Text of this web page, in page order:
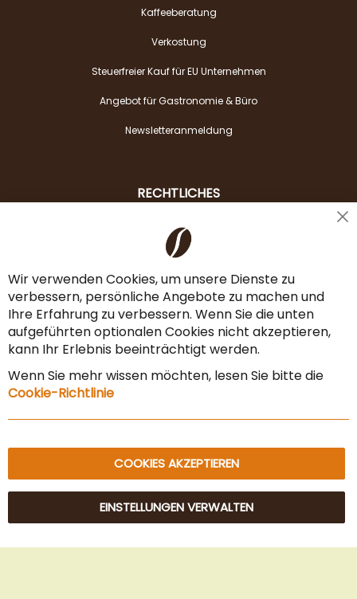
Kaffeeberatung
Verkostung
Steuerfreier Kauf für EU Unternehmen
Angebot für Gastronomie & Büro
Newsletteranmeldung
RECHTLICHES
Liefer- & Versandkosten
AGB & Widerrufsrecht
Vertrag widerrufen
Impressum
Datenschutz & Sicherheit
© 2025 Beans Kaffeehandel OG. Alle Rechte vorbehalten.
Wir verwenden Cookies, um unsere Dienste zu
verbessern, persönliche Angebote zu machen und
Ihre Erfahrung zu verbessern. Wenn Sie die unten
aufgeführten optionalen Cookies nicht akzeptieren,
kann Ihr Erlebnis beeinträchtigt werden.
Wenn Sie mehr wissen möchten, lesen Sie bitte die
Cookie-Richtlinie
COOKIES AKZEPTIEREN
EINSTELLUNGEN VERWALTEN